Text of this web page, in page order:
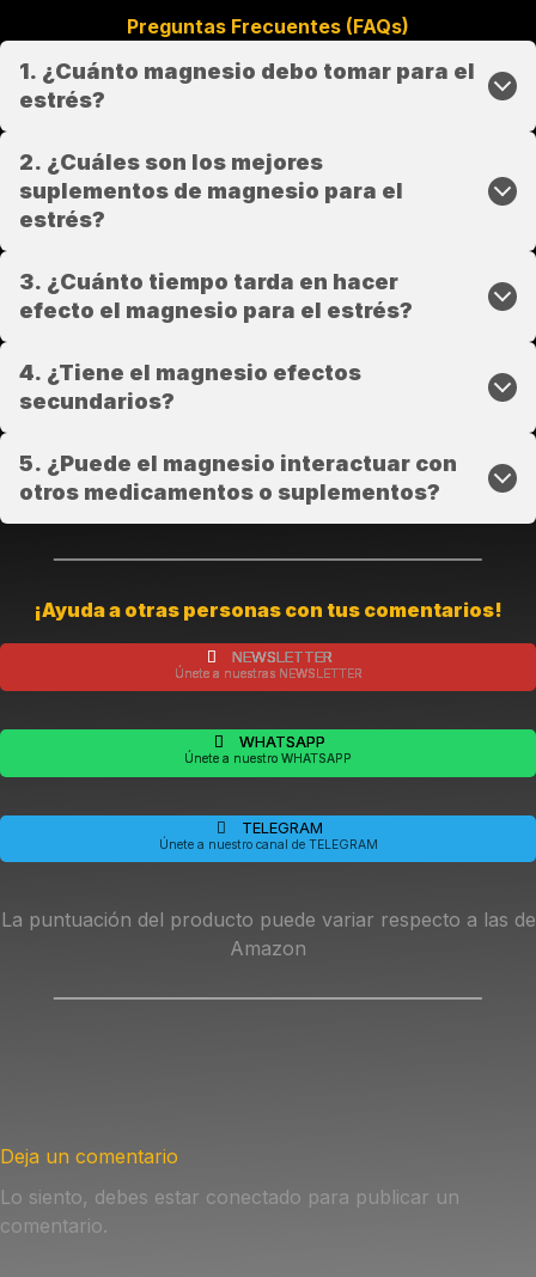
Preguntas Frecuentes (FAQs)
1. ¿Cuánto magnesio debo tomar para el
estrés?
2. ¿Cuáles son los mejores
suplementos de magnesio para el
estrés?
3. ¿Cuánto tiempo tarda en hacer
efecto el magnesio para el estrés?
4. ¿Tiene el magnesio efectos
secundarios?
5. ¿Puede el magnesio interactuar con
otros medicamentos o suplementos?
¡Ayuda a otras personas con tus comentarios!
NEWSLETTER
Únete a nuestras NEWSLETTER
WHATSAPP
Únete a nuestro WHATSAPP
TELEGRAM
Únete a nuestro canal de TELEGRAM
La puntuación del producto puede variar respecto a las de
Amazon
Deja un comentario
Lo siento, debes estar conectado para publicar un
comentario.